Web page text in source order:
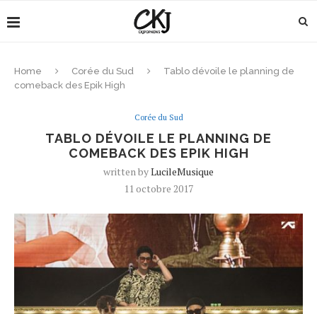
Home Corée du Sud
Tablo dévoile le planning de
comeback des Epik High
Corée du Sud
TABLO DÉVOILE LE PLANNING DE
COMEBACK DES EPIK HIGH
written byLucileMusique
11 octobre 2017